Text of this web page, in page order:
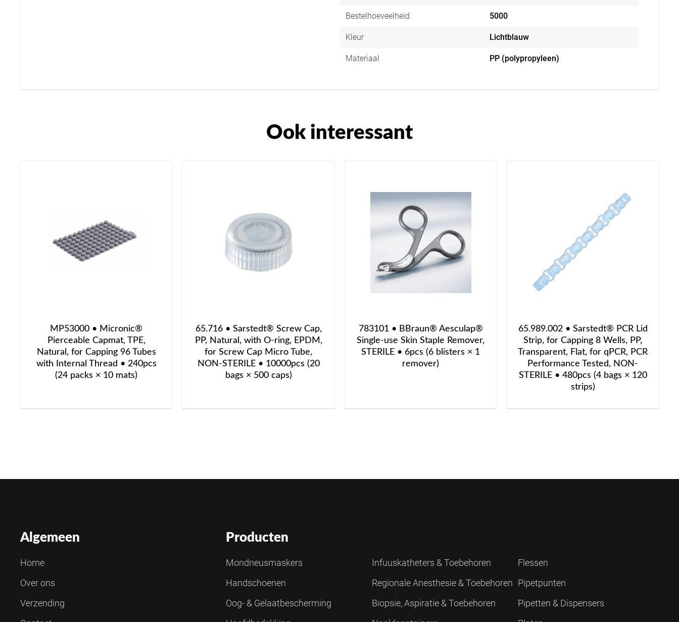
Bestelhoeveelheid 5000
Kleur Lichtblauw
Materiaal PP (polypropyleen)
Ook interessant
MP53000 • Micronic®
Pierceable Capmat, TPE,
Natural, for Capping 96 Tubes
with Internal Thread • 240pcs
(24 packs × 10 mats)
65.716 • Sarstedt® Screw Cap,
PP, Natural, with O-ring, EPDM,
for Screw Cap Micro Tube,
NON-STERILE • 10000pcs (20
bags × 500 caps)
783101 • BBraun® Aesculap®
Single-use Skin Staple Remover,
STERILE • 6pcs (6 blisters × 1
remover)
65.989.002 • Sarstedt® PCR Lid
Strip, for Capping 8 Wells, PP,
Transparent, Flat, for qPCR, PCR
Performance Tested, NON-
STERILE • 480pcs (4 bags × 120
strips)
Algemeen
Home
Over ons
Verzending
Producten
Mondneusmaskers
Handschoenen
Oog- & Gelaatbescherming
Infuuskatheters & Toebehoren
Regionale Anesthesie & Toebehoren
Biopsie, Aspiratie & Toebehoren
Flessen
Pipetpunten
Pipetten & Dispensers